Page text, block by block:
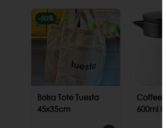
-50%
Bolsa Tote Tuesta
45x35cm
Coffee
600ml